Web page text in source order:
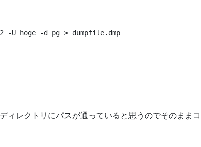
-U hoge -d pg > dumpfile.dmp
ィレクトリにパスが通っていると思うのでそのままコ